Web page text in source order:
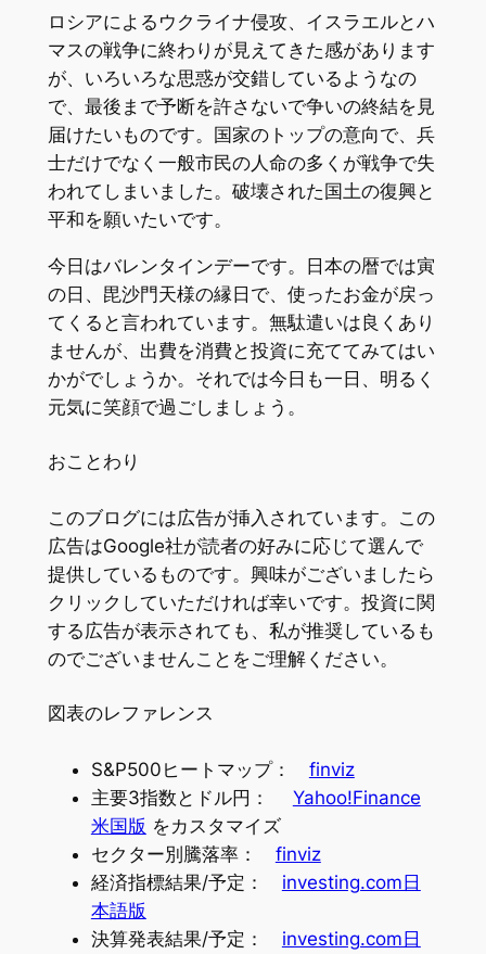
ロシアによるウクライナ侵攻、イスラエルとハ
マスの戦争に終わりが見えてきた感があります
が、いろいろな思惑が交錯しているようなの
で、最後まで予断を許さないで争いの終結を見
届けたいものです。国家のトップの意向で、兵
士だけでなく一般市民の人命の多くが戦争で失
われてしまいました。破壊された国土の復興と
平和を願いたいです。
今日はバレンタインデーです。日本の暦では寅
の日、毘沙門天様の縁日で、使ったお金が戻っ
てくると言われています。無駄遣いは良くあり
ませんが、出費を消費と投資に充ててみてはい
かがでしょうか。それでは今日も一日、明るく
元気に笑顔で過ごしましょう。
おことわり
このブログには広告が挿入されています。この
広告はGoogle社が読者の好みに応じて選んで
提供しているものです。興味がございましたら
クリックしていただければ幸いです。投資に関
する広告が表示されても、私が推奨しているも
のでございませんことをご理解ください。
図表のレファレンス
S&P500ヒートマップ： finviz
主要3指数とドル円： Yahoo!Finance
米国版 をカスタマイズ
セクター別騰落率： finviz
経済指標結果/予定： investing.com日
本語版
決算発表結果/予定： investing.com日